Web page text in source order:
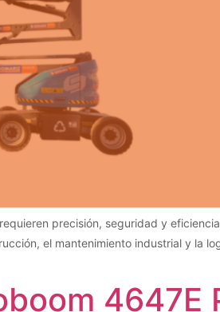
precisión, seguridad y
el mantenimiento industrial y la
4647E